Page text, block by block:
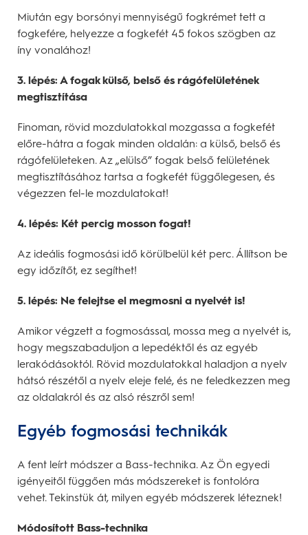
Miután egy borsónyi mennyiségű fogkrémet tett a
fogkefére, helyezze a fogkefét 45 fokos szögben az
íny vonalához!
3. lépés: A fogak külső, belső és rágófelületének
megtisztítása
Finoman, rövid mozdulatokkal mozgassa a fogkefét
előre-hátra a fogak minden oldalán: a külső, belső és
rágófelületeken. Az „elülső” fogak belső felületének
megtisztításához tartsa a fogkefét függőlegesen, és
végezzen fel-le mozdulatokat!
4. lépés: Két percig mosson fogat!
Az ideális fogmosási idő körülbelül két perc. Állítson be
egy időzítőt, ez segíthet!
5. lépés: Ne felejtse el megmosni a nyelvét is!
Amikor végzett a fogmosással, mossa meg a nyelvét is,
hogy megszabaduljon a lepedéktől és az egyéb
lerakódásoktól. Rövid mozdulatokkal haladjon a nyelv
hátsó részétől a nyelv eleje felé, és ne feledkezzen meg
az oldalakról és az alsó részről sem!
Egyéb fogmosási technikák
A fent leírt módszer a Bass-technika. Az Ön egyedi
igényeitől függően más módszereket is fontolóra
vehet. Tekinstük át, milyen egyéb módszerek léteznek!
Módosított Bass-technika